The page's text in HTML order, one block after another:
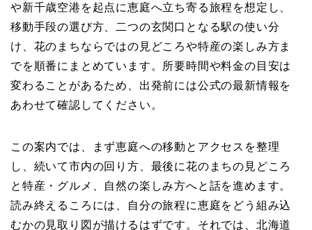
や新千歳空港を起点に恵庭へ立ち寄る旅程を想定し、
移動手段の選び方、二つの玄関口となる駅の使い分
け、花のまちならではの見どころや特産の楽しみ方ま
でを順番にまとめています。所要時間や料金の目安は
変わることがあるため、出発前には公式の最新情報を
あわせて確認してください。
この案内では、まず恵庭への移動とアクセスを整理
し、続いて市内の回り方、最後に花のまちの見どころ
と特産・グルメ、自然の楽しみ方へと話を進めます。
読み終えるころには、自分の旅程に恵庭をどう組み込
むかの見取り図が描けるはずです。それでは、北海道